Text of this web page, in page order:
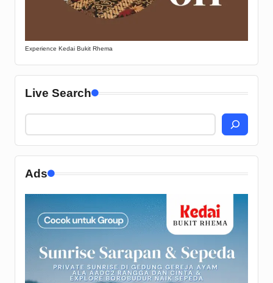
Experience Kedai Bukit Rhema
Live Search
Ads